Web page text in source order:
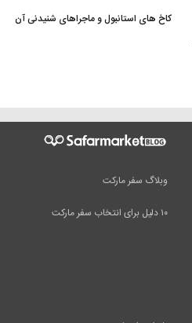
کاخ های استانبول و ماجراهای شنیدنی آن
وبلاگ سفر مارکت
۱۰ دلیل برای انتخاب سفر مارکت